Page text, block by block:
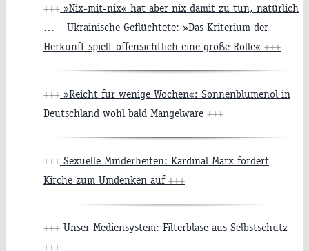
+++ »Nix-mit-nix« hat aber nix damit zu tun, natürlich
… – Ukrainische Geflüchtete: »Das Kriterium der
Herkunft spielt offensichtlich eine große Rolle« +++
+++ »Reicht für wenige Wochen«: Sonnenblumenöl in
Deutschland wohl bald Mangelware +++
+++ Sexuelle Minderheiten: Kardinal Marx fordert
Kirche zum Umdenken auf +++
+++ Unser Mediensystem: Filterblase aus Selbstschutz
+++